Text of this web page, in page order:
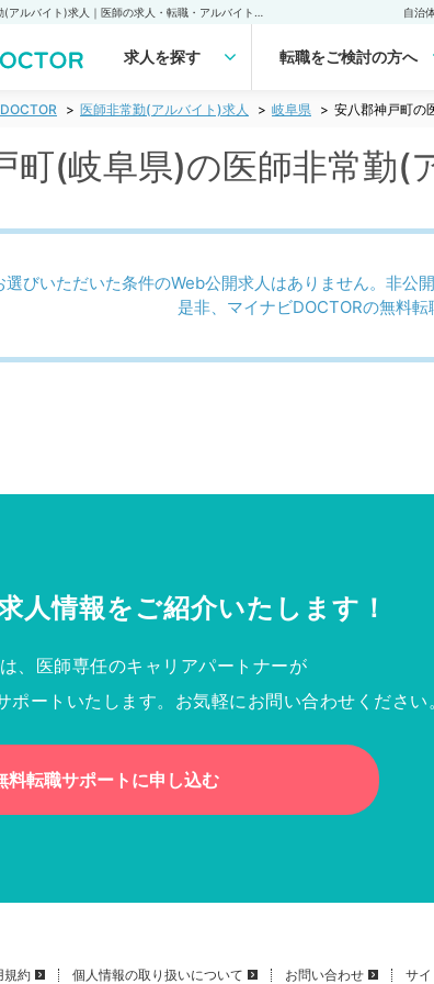
自治
求人を探す 転職をご検討の方へ
医師非常勤(アルバイト)求人 岐阜県 安八郡神戸町の
町(岐阜県)の医師非常勤(
選びいただいた条件のWeb公開求人はありません。非公
是非、マイナビDOCTORの無料転
人情報をご紹介いたします！
、医師専任のキャリアパートナーが
ポートいたします。お気軽にお問い合わせください。
料転職サポートに申し込む
規約 個人情報の取り扱いについて お問い合わせ サ